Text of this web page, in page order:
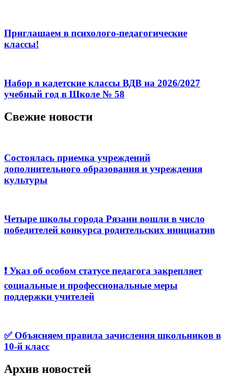
Приглашаем в психолого-педагогические
классы!
Набор в кадетские классы ВДВ на 2026/2027
учебный год в Школе № 58
Свежие новости
Состоялась приемка учреждений
дополнительного образования и учреждения
культуры
Четыре школы города Рязани вошли в число
победителей конкурса родительских инициатив
❗️ Указ об особом статусе педагога закрепляет
социальные и профессиональные меры
поддержки учителей
✅ Объясняем правила зачисления школьников в
10-й класс
Архив новостей